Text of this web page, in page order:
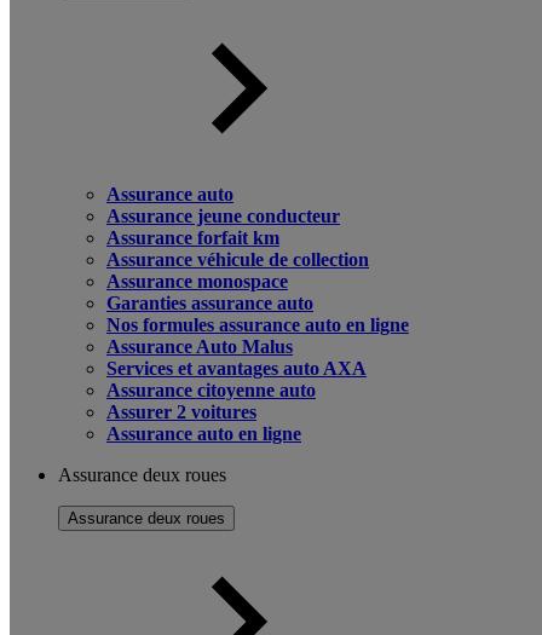
Assurance auto
Assurance jeune conducteur
Assurance forfait km
Assurance véhicule de collection
Assurance monospace
Garanties assurance auto
Nos formules assurance auto en ligne
Assurance Auto Malus
Services et avantages auto AXA
Assurance citoyenne auto
Assurer 2 voitures
Assurance auto en ligne
Assurance deux roues
Assurance deux roues